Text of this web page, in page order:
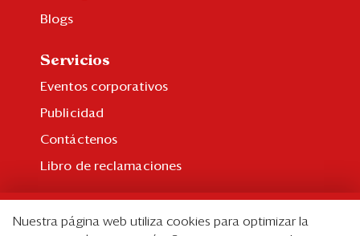
Blogs
Servicios
Eventos corporativos
Publicidad
Contáctenos
Libro de reclamaciones
Suscripción individual
Nuestra página web utiliza cookies para optimizar la